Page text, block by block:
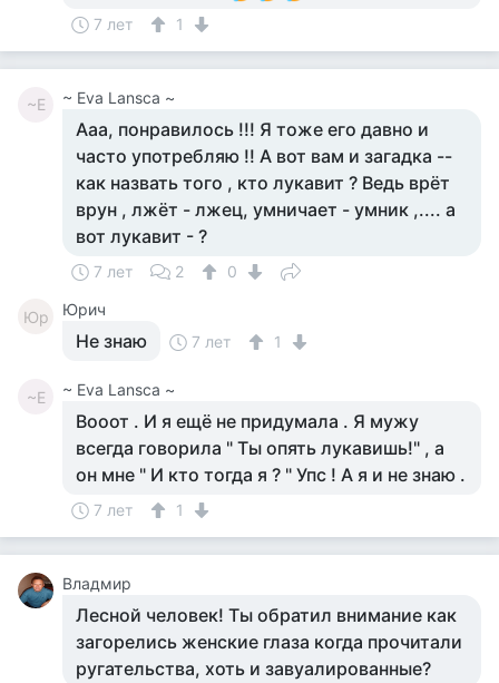
7 лет 1
~E ~ Eva Lansca ~
Ааа, понравилось !!! Я тоже его давно и
часто употребляю !! А вот вам и загадка --
как назвать того , кто лукавит ? Ведь врёт
врун , лжёт - лжец, умничает - умник ,.... а
вот лукавит - ?
7 лет 2 0
Юр Юрич
Не знаю 7 лет 1
~E ~ Eva Lansca ~
Вооот . И я ещё не придумала . Я мужу
всегда говорила " Ты опять лукавишь!" , а
он мне " И кто тогда я ? " Упс ! А я и не знаю .
7 лет 1
Владмир
Лесной человек! Ты обратил внимание как
загорелись женские глаза когда прочитали
ругательства, хоть и завуалированные?